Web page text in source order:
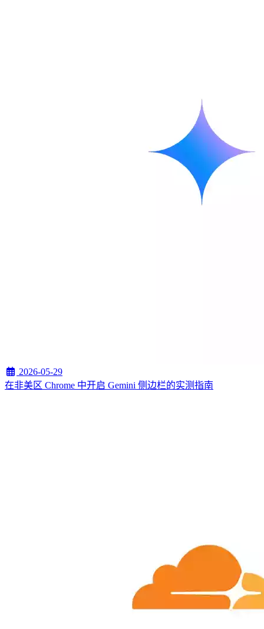
2026-05-29
在非美区 Chrome 中开启 Gemini 侧边栏的实测指南